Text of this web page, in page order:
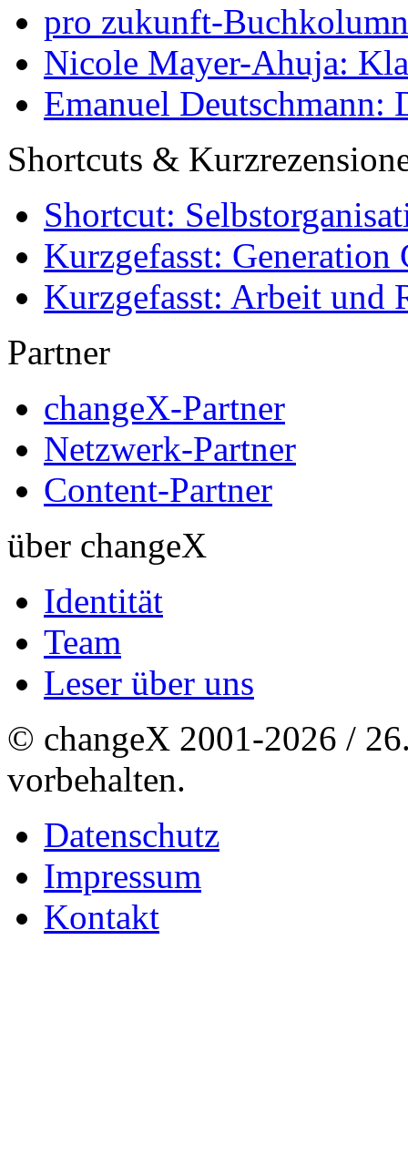
pro zukunft-
Nicole Mayer-Ahuja:
Emanuel Deutschmann:
Shortcuts &
Shortcut:
Kurzgefasst: Generation
Kurzgefasst: Arbeit und
Partner
changeX-Partner
Netzwerk-Partner
Content-Partner
über changeX
Identität
Team
Leser über uns
© changeX 2001-2026 /
vorbehalten.
Datenschutz
Impressum
Kontakt